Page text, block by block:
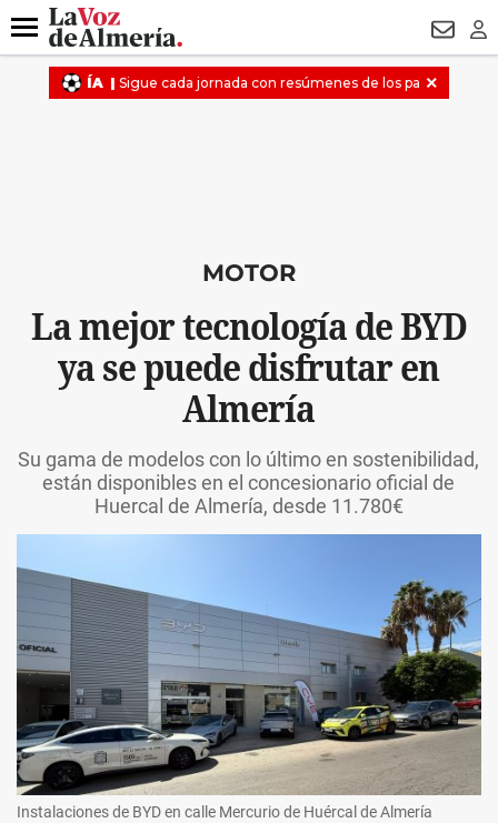
DESTACADO CONDENADOS
Menú
MOTOR
La mejor tecnología de BYD
ya se puede disfrutar en
Almería
Su gama de modelos con lo último en sostenibilidad,
están disponibles en el concesionario oficial de
Huercal de Almería, desde 11.780€
Instalaciones de BYD en calle Mercurio de Huércal de Almería